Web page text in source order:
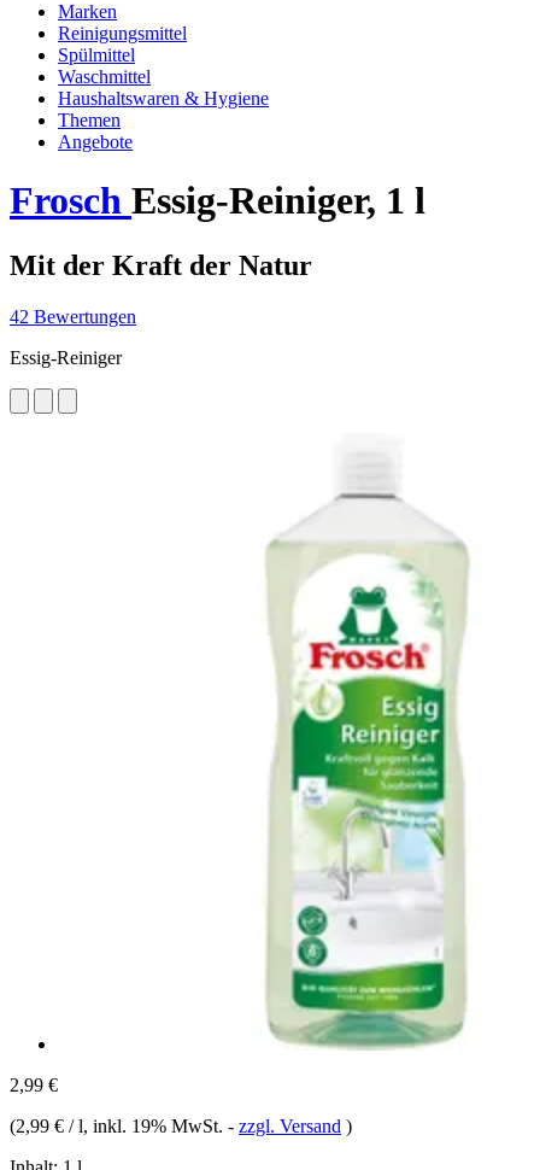
Marken
Reinigungsmittel
Spülmittel
Waschmittel
Haushaltswaren & Hygiene
Themen
Angebote
Frosch Essig-Reiniger, 1 l
Mit der Kraft der Natur
42 Bewertungen
Essig-Reiniger
2,99 €
(2,99 € / l, inkl. 19% MwSt. - zzgl. Versand )